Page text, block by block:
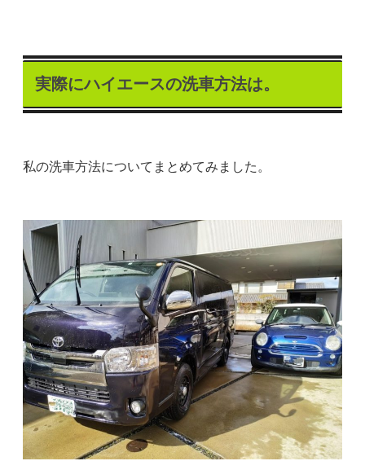
実際にハイエースの洗車方法は。
私の洗車方法についてまとめてみました。